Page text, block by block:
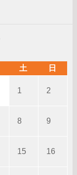
土 日
1 2
8 9
15 16